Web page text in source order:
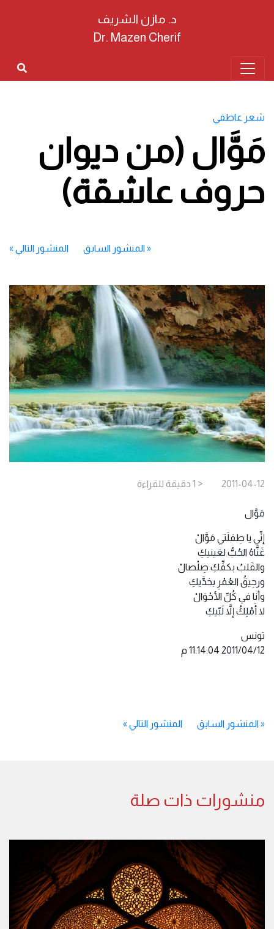
د. مازن الشريف
Dr. Mazen Cherif
شعر عاطفي
مَوَّال (من ديوان
حروف عاشقة)
«المنشور السابق المنشور التالي »
2011-04-12
< 1 دقيقة للقراءة
مَوَّال
إنِّي يا طِفلَتي مَوَّالْ
غَنَّاهُ الحُبُّ لعَينيكِ
والقَلبُ بكفِّكِ صِلْصالْ
ورحِيقُ العُمْرِ بخدَّيكِ
وأنا في كُلِّ الأحْوَالْ
لا أَمْلِكُ إلاَّ لَبّيكِ
تونس
«المنشور السابق المنشور التالي »
منشورات ذات صلة